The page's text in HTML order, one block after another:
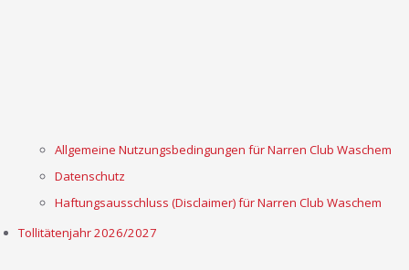
Allgemeine Nutzungsbedingungen für Narren Club Waschem
Datenschutz
Haftungsausschluss (Disclaimer) für Narren Club Waschem
Tollitätenjahr 2026/2027